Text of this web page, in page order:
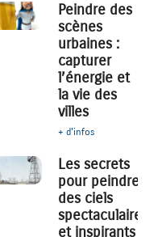
Peindre des
scènes
urbaines :
capturer
l’énergie et
la vie des
villes
+ d'infos
Les secrets
pour peindre
des ciels
spectaculaires
et inspirants